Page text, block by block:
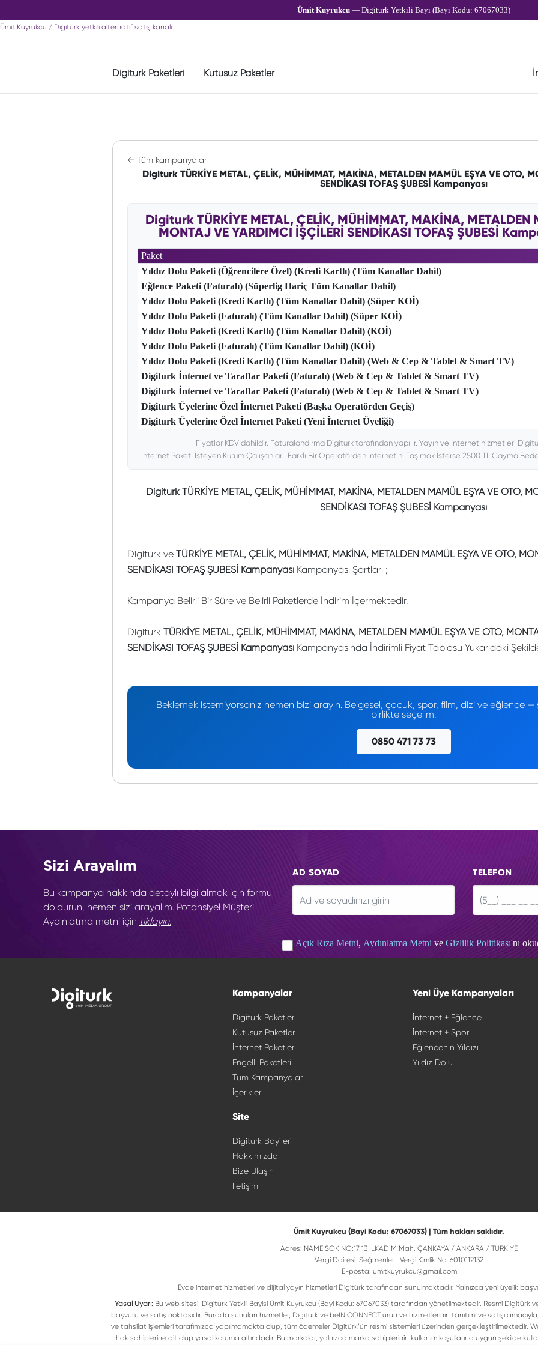
Ümit Kuyrukcu— Digiturk Yetkili Bayi (Bayi Kodu: 67067033)
Ümit Kuyrukcu / Digiturk yetkili alternatif satış kanalı
Digiturk Paketleri Kutusuz Paketler
← Tüm kampanyalar
Digiturk TÜRKİYE METAL, ÇELİK, MÜHİMMAT, MAKİNA, METALDEN MAMÜL EŞYA VE OTO,
SENDİKASI TOFAŞ ŞUBESİ Kampanyası
Digiturk TÜRKİYE METAL, ÇELİK, MÜHİMMAT, MAKİNA, METALDEN
MONTAJ VE YARDIMCI İŞÇİLERİ SENDİKASI TOFAŞ ŞUBESİ
Paket
Yıldız Dolu Paketi (Öğrencilere Özel) (Kredi Kartlı) (Tüm Kanallar Dahil)
Eğlence Paketi (Faturalı) (Süperlig Hariç Tüm Kanallar Dahil)
Yıldız Dolu Paketi (Kredi Kartlı) (Tüm Kanallar Dahil) (Süper KOİ)
Yıldız Dolu Paketi (Faturalı) (Tüm Kanallar Dahil) (Süper KOİ)
Yıldız Dolu Paketi (Kredi Kartlı) (Tüm Kanallar Dahil) (KOİ)
Yıldız Dolu Paketi (Faturalı) (Tüm Kanallar Dahil) (KOİ)
Yıldız Dolu Paketi (Kredi Kartlı) (Tüm Kanallar Dahil) (Web & Cep & Tablet & Smart TV)
Digiturk İnternet ve Taraftar Paketi (Faturalı) (Web & Cep & Tablet & Smart TV)
Digiturk İnternet ve Taraftar Paketi (Faturalı) (Web & Cep & Tablet & Smart TV)
Digiturk Üyelerine Özel İnternet Paketi (Başka Operatörden Geçiş)
Digiturk Üyelerine Özel İnternet Paketi (Yeni İnternet Üyeliği)
Fiyatlar KDV dahildir. Faturalandırma Digiturk tarafından yapılır. Yayın ve internet hizmetleri
İnternet Paketi İsteyen Kurum Çalışanları, Farklı Bir Operatörden İnternetini Taşımak İsterse 2500 TL Cayma
Digiturk TÜRKİYE METAL, ÇELİK, MÜHİMMAT, MAKİNA, METALDEN MAMÜL EŞYA VE OTO,
SENDİKASI TOFAŞ ŞUBESİ Kampanyası
Digiturk ve TÜRKİYE METAL, ÇELİK, MÜHİMMAT, MAKİNA, METALDEN MAMÜL EŞYA VE OTO,
SENDİKASI TOFAŞ ŞUBESİ Kampanyası Kampanyası Şartları ;
Kampanya Belirli Bir Süre ve Belirli Paketlerde İndirim İçermektedir.
Digiturk TÜRKİYE METAL, ÇELİK, MÜHİMMAT, MAKİNA, METALDEN MAMÜL EŞYA VE OTO,
SENDİKASI TOFAŞ ŞUBESİ Kampanyası Kampanyasında İndirimli Fiyat Tablosu Yukarıdaki
Beklemek istemiyorsanız hemen bizi arayın. Belgesel, çocuk, spor, film, dizi ve eğlence
birlikte seçelim.
0850 471 73 73
Sizi Arayalım
Bu kampanya hakkında detaylı bilgi almak için formu
doldurun, hemen sizi arayalım. Potansiyel Müşteri
Aydınlatma metni için tıklayın.
AD SOYAD TELEFON
Açık Rıza Metni, Aydınlatma Metni ve Gizlilik Politikası'nı
Kampanyalar
Digiturk Paketleri
Kutusuz Paketler
İnternet Paketleri
Engelli Paketleri
Tüm Kampanyalar
İçerikler
Site
Digiturk Bayileri
Hakkımızda
Bize Ulaşın
İletişim
Yeni Üye Kampanyaları
İnternet + Eğlence
İnternet + Spor
Eğlencenin Yıldızı
Yıldız Dolu
Ümit Kuyrukcu (Bayi Kodu: 67067033) | Tüm hakları saklıdır.
Adres: NAME SOK NO:17 13 İLKADIM Mah. ÇANKAYA / ANKARA / TÜRKİYE
Vergi Dairesi: Seğmenler | Vergi Kimlik No: 6010112132
E-posta: umitkuyrukcu@gmail.com
Evde internet hizmetleri ve dijital yayın hizmetleri Digitürk tarafından sunulmaktadır. Yalnızca yeni üyelik
Yasal Uyarı:Bu web sitesi, Digiturk Yetkili Bayisi Ümit Kuyrukcu (Bayi Kodu: 67067033) tarafından yönetilmektedir. Resmi Digitürk
başvuru ve satış noktasıdır. Burada sunulan hizmetler, Digitürk ve beIN CONNECT ürün ve hizmetlerinin tanıtımı ve satışı
ve tahsilat işlemleri tarafımızca yapılmamakta olup, tüm ödemeler Digitürk’ün resmi sistemleri üzerinden gerçekleştirilmektedir.
hak sahiplerine ait olup yasal koruma altındadır. Bu markalar, yalnızca marka sahiplerinin kullanım koşullarına uygun şekilde